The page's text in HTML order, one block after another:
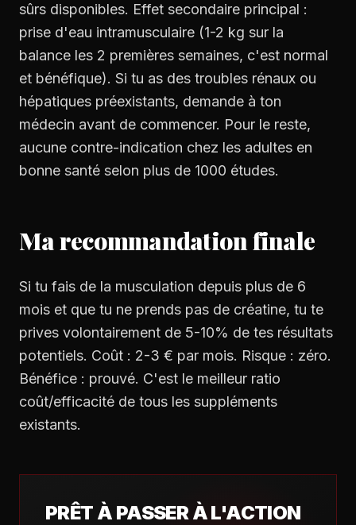
sûrs disponibles. Effet secondaire principal :
prise d'eau intramusculaire (1-2 kg sur la
balance les 2 premières semaines, c'est normal
et bénéfique). Si tu as des troubles rénaux ou
hépatiques préexistants, demande à ton
médecin avant de commencer. Pour le reste,
aucune contre-indication chez les adultes en
bonne santé selon plus de 1000 études.
Ma recommandation finale
Si tu fais de la musculation depuis plus de 6
mois et que tu ne prends pas de créatine, tu te
prives volontairement de 5-10% de tes résultats
potentiels. Coût : 2-3 € par mois. Risque : zéro.
Bénéfice : prouvé. C'est le meilleur ratio
coût/efficacité de tous les suppléments
existants.
PRÊT À PASSER À L'ACTION